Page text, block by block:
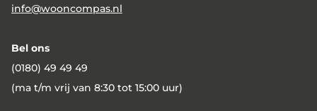
info@wooncompas.nl
Bel ons
(0180) 49 49 49
(ma t/m vrij van 8:30 tot 15:00 uur)